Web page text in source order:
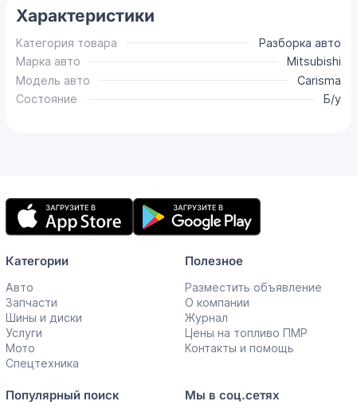
Характеристики
Категория товара
Разборка авто
Марка авто
Mitsubishi
Модель авто
Carisma
Состояние
Б/у
Мобильное
приложение
Категории
Авто
Запчасти
Шины и диски
Услуги
Мото
Спецтехника
Полезное
Разместить объявление
О компании
Журнал
Цены на топливо ПМР
Контакты и помощь
Популярный поиск Мы в соц.сетях